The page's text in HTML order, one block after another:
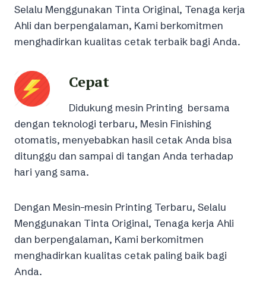
Selalu Menggunakan Tinta Original, Tenaga kerja
Ahli dan berpengalaman, Kami berkomitmen
menghadirkan kualitas cetak terbaik bagi Anda.
Cepat
Didukung mesin Printing bersama
dengan teknologi terbaru, Mesin Finishing
otomatis, menyebabkan hasil cetak Anda bisa
ditunggu dan sampai di tangan Anda terhadap
hari yang sama.
Dengan Mesin-mesin Printing Terbaru, Selalu
Menggunakan Tinta Original, Tenaga kerja Ahli
dan berpengalaman, Kami berkomitmen
menghadirkan kualitas cetak paling baik bagi
Anda.